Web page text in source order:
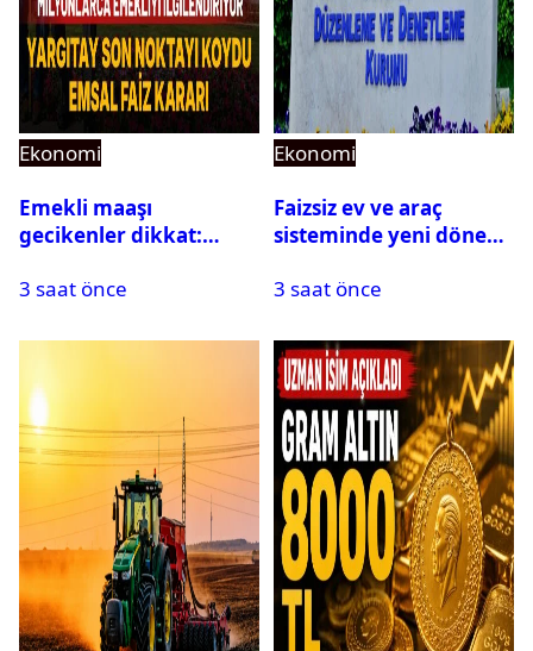
Ekonomi
Emekli maaşı
gecikenler dikkat:
maaşı için emsal faiz
3 saat önce
Ekonomi
Faizsiz ev ve araç
sisteminde yeni dönem:
değiştirdi
3 saat önce